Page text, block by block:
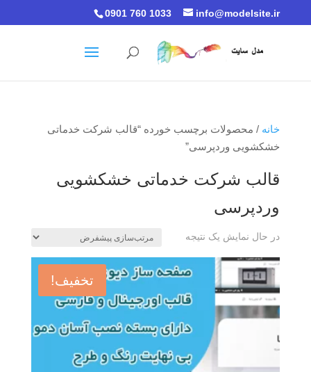
0901 760 1033 info@modelsite.ir
خانه / محصولات برچسب خورده “قالب شرکت خدماتی
خشکشویی وردپرسی”
قالب شرکت خدماتی خشکشویی
وردپرسی
در حال نمایش یک نتیجه
تخفیف!